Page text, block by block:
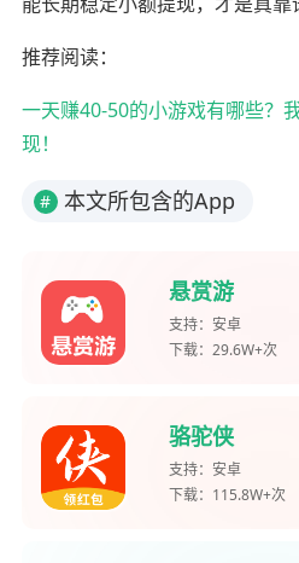
推荐阅读：
一天赚40-50的小游戏有哪些？
现！
# 本文所包含的App
悬赏游
支持： 安卓
下载： 29.6W+次
骆驼侠
支持： 安卓
下载： 115.8W+次